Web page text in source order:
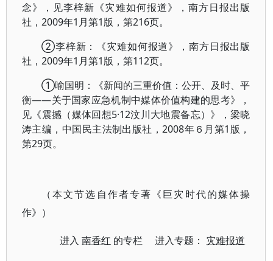
念》，见李梓新《灾难如何报道》，南方日报出版
社，2009年1月第1版，第216页。
②李梓新：《灾难如何报道》，南方日报出版
社，2009年1月第1版，第112页。
①喻国明：《新闻的三重价值：公开、及时、平
衡——关于国家应急机制中媒体价值构建的思考》，
见《震撼（媒体回想5·12汶川大地震备忘）》，梁晓
涛主编，中国民主法制出版社，2008年６月第1版，
第29页。
（本文节选自作者专著《巨灾时代的媒体操
作》）
进入南香红 的专栏 进入专题： 灾难报道